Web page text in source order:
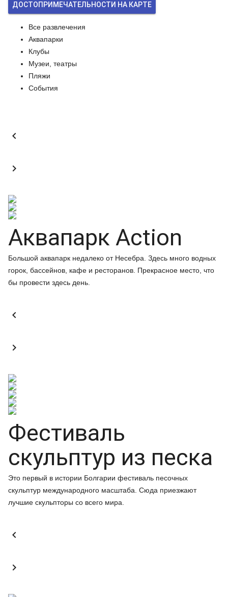
ДОСТОПРИМЕЧАТЕЛЬНОСТИ НА КАРТЕ
Все развлечения
Аквапарки
Клубы
Музеи, театры
Пляжи
События


Аквапарк Action
Большой аквапарк недалеко от Несебра. Здесь много водных
горок, бассейнов, кафе и ресторанов. Прекрасное место, что
бы провести здесь день.


Фестиваль
скульптур из песка
Это первый в истории Болгарии фестиваль песочных
скульптур международного масштаба. Сюда приезжают
лучшие скульпторы со всего мира.

